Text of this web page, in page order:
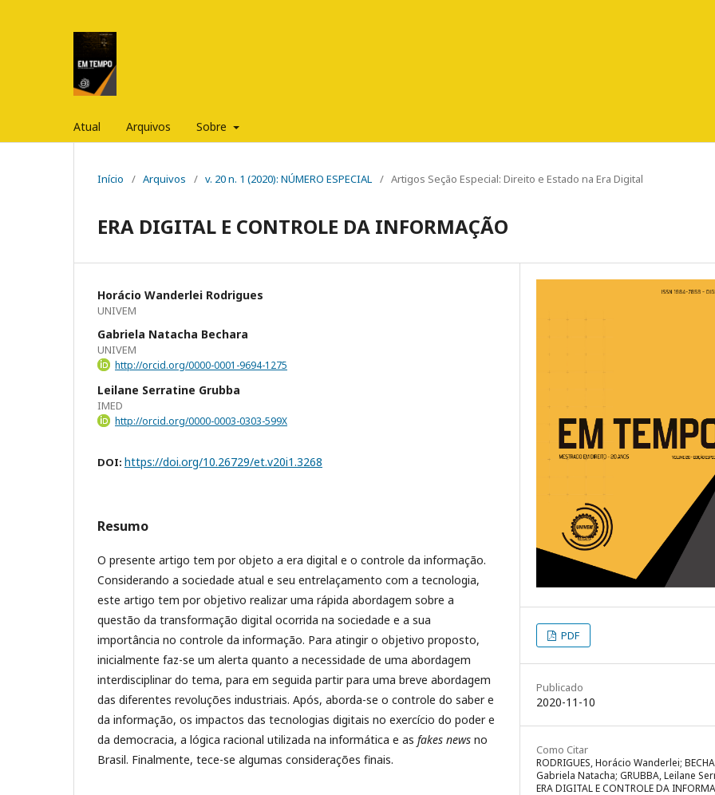
Atual Arquivos Sobre
Início / Arquivos / v. 20 n. 1 (2020): NÚMERO ESPECIAL / Artigos Seção Especial: Direito e Estado na Era Digital
ERA DIGITAL E CONTROLE DA INFORMAÇÃO
Horácio Wanderlei Rodrigues
UNIVEM
Gabriela Natacha Bechara
UNIVEM
http://orcid.org/0000-0001-9694-1275
Leilane Serratine Grubba
IMED
http://orcid.org/0000-0003-0303-599X
DOI: https://doi.org/10.26729/et.v20i1.3268
Resumo
O presente artigo tem por objeto a era digital e o controle da informação.
Considerando a sociedade atual e seu entrelaçamento com a tecnologia,
este artigo tem por objetivo realizar uma rápida abordagem sobre a
questão da transformação digital ocorrida na sociedade e a sua
importância no controle da informação. Para atingir o objetivo proposto,
inicialmente faz-se um alerta quanto a necessidade de uma abordagem
interdisciplinar do tema, para em seguida partir para uma breve abordagem
das diferentes revoluções industriais. Após, aborda-se o controle do saber e
da informação, os impactos das tecnologias digitais no exercício do poder e
da democracia, a lógica racional utilizada na informática e as fakes news no
Brasil. Finalmente, tece-se algumas considerações finais.
PDF
Publicado
2020-11-10
Como Citar
RODRIGUES, Horácio Wanderlei;
Gabriela Natacha; GRUBBA, Leilane
ERA DIGITAL E CONTROLE DA